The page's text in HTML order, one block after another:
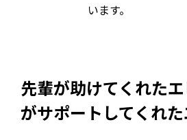
います。
先輩が助けてくれた
がサポートしてくれ